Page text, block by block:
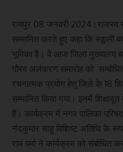
रायपुर 08 जनवरी 2024।राजस्व
सम्मानित करते हुए कहा कि स्कूली
भूमिका है। वे आज जिला मुख्यालय
गौरव अलंकरण समारोह को
रचनात्मक प्रयोग हेतु जिले के 18
सम्मानित किया गया। इनमें
हैं। कार्यक्रम में नगर पालिका परिषद
नंदकुमार साहू विशिष्ट अतिथि के
राम वर्मा ने कार्यक्रम को संबोधित